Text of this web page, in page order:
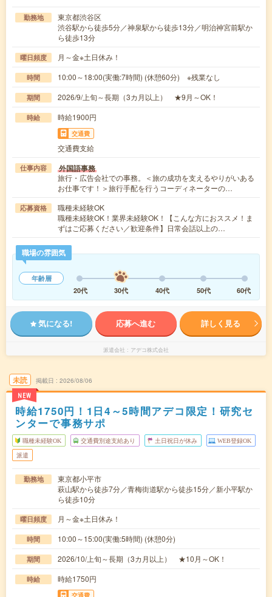
勤務地
東京都渋谷区
渋谷駅から徒歩5分／神泉駅から徒歩13分／明治神宮前駅か
ら徒歩13分
曜日頻度 月～金※土日休み！
時間 10:00～18:00(実働:7時間) (休憩60分) ※残業なし
期間 2026/9/上旬～長期（3カ月以上） ★9月～OK！
時給 時給1900円
交通費
交通費支給
仕事内容 外国語事務
旅行・広告会社での事務。＜旅の成功を支えるやりがいある
お仕事です！＞旅行手配を行うコーディネーターの…
応募資格
職種未経験OK
職種未経験OK！業界未経験OK！【こんな方におススメ！ま
ずはご応募ください／歓迎条件】日常会話以上の…
職場の雰囲気
年齢層
20代
30代 40代 50代 60代
気になる! 応募へ進む 詳しく見る
派遣会社 アデコ株式会社
未読
NEW
掲載日 2026/08/06
時給1750円！1日4～5時間アデコ限定！研究セ
ンターで事務サポ
職種未経験OK 交通費別途支給あり 土日祝日が休み WEB登録OK
派遣
勤務地
東京都小平市
萩山駅から徒歩7分／青梅街道駅から徒歩15分／新小平駅か
ら徒歩10分
曜日頻度 月～金※土日休み！
時間 10:00～15:00(実働:5時間) (休憩0分)
期間 2026/10/上旬～長期（3カ月以上） ★10月～OK！
時給 時給1750円
交通費